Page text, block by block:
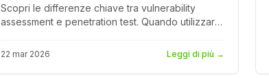
Completo
Scopri le differenze chiave tra vulnerability
assessment e penetration test. Quando utilizzare
combinazione rafforza la tua postura di
22 mar 2026 Leggi di più →